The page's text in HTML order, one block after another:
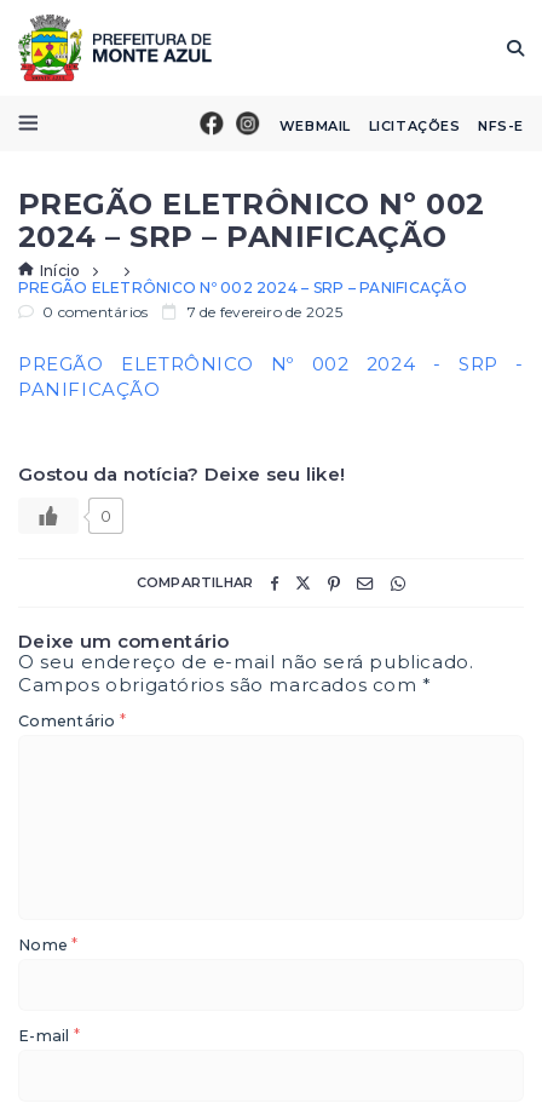
WEBMAIL LICITAÇÕES NFS-E
PREGÃO ELETRÔNICO Nº 002
2024 – SRP – PANIFICAÇÃO
Início
PREGÃO ELETRÔNICO Nº 002 2024 – SRP – PANIFICAÇÃO
0 comentários
7 de fevereiro de 2025
PREGÃO ELETRÔNICO Nº 002 2024 - SRP -
PANIFICAÇÃO
Gostou da notícia? Deixe seu like!
0
COMPARTILHAR
Deixe um comentário
O seu endereço de e-mail não será publicado.
Campos obrigatórios são marcados com*
Comentário *
Nome*
E-mail *